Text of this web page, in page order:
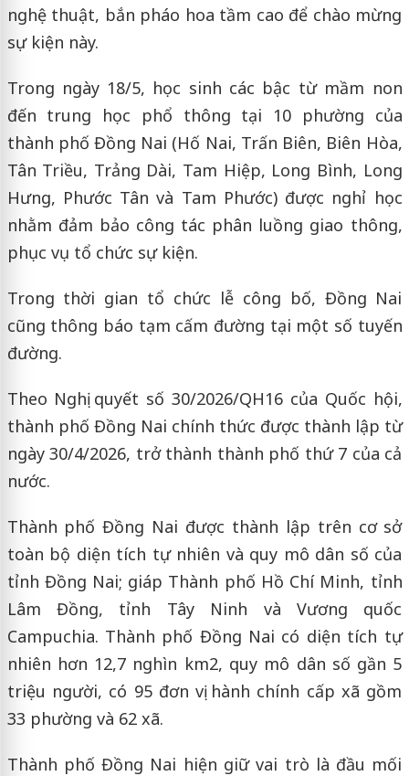
nghệ thuật, bắn pháo hoa tầm cao để chào mừng
sự kiện này.
Trong ngày 18/5, học sinh các bậc từ mầm non
đến trung học phổ thông tại 10 phường của
thành phố Đồng Nai (Hố Nai, Trấn Biên, Biên Hòa,
Tân Triều, Trảng Dài, Tam Hiệp, Long Bình, Long
Hưng, Phước Tân và Tam Phước) được nghỉ học
nhằm đảm bảo công tác phân luồng giao thông,
phục vụ tổ chức sự kiện.
Trong thời gian tổ chức lễ công bố, Đồng Nai
cũng thông báo tạm cấm đường tại một số tuyến
đường.
Theo Nghị quyết số 30/2026/QH16 của Quốc hội,
thành phố Đồng Nai chính thức được thành lập từ
ngày 30/4/2026, trở thành thành phố thứ 7 của cả
nước.
Thành phố Đồng Nai được thành lập trên cơ sở
toàn bộ diện tích tự nhiên và quy mô dân số của
tỉnh Đồng Nai; giáp Thành phố Hồ Chí Minh, tỉnh
Lâm Đồng, tỉnh Tây Ninh và Vương quốc
Campuchia. Thành phố Đồng Nai có diện tích tự
nhiên hơn 12,7 nghìn km2, quy mô dân số gần 5
triệu người, có 95 đơn vị hành chính cấp xã gồm
33 phường và 62 xã.
Thành phố Đồng Nai hiện giữ vai trò là đầu mối